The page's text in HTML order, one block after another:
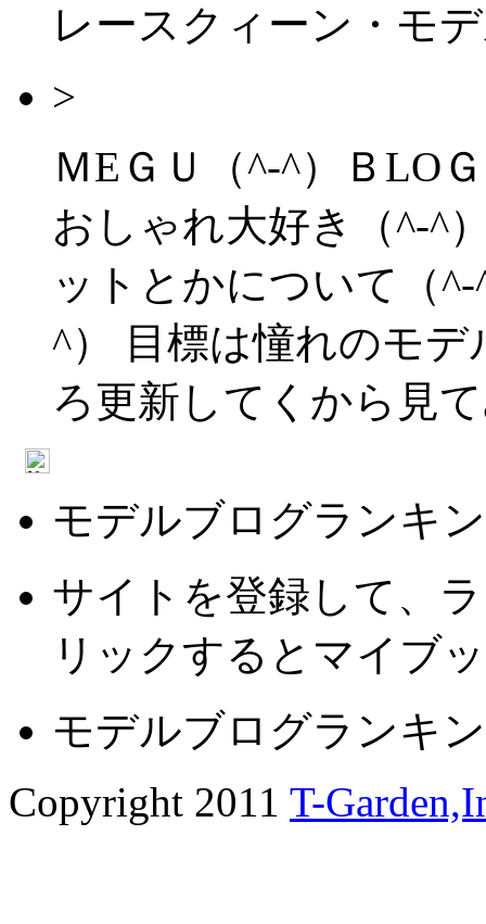
レースクィーン・モ
>
ＭEＧＵ（^-^）ＢLOＧ
おしゃれ大好き（^-^
ットとかについて（
^） 目標は憧れのモ
ろ更新してくから見
モデルブログランキ
サイトを登録して、
リックするとマイブ
モデルブログランキ
Copyright 2011 T-